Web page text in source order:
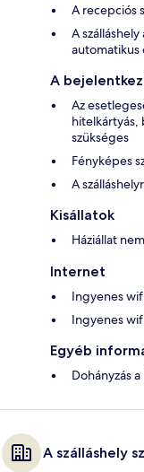
A recepciós
A
automatikus
A
Az
hitelkártyás,
szükséges
Fényképes
A
Kisállatok
Háziállat
Internet
Ingyenes
Ingyenes
Egyéb
Dohányzás
A szálláshely